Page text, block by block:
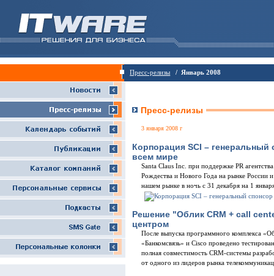
Пресс-релизы / Январь 2008
Пресс-релизы
3 января 2008 г
Корпорация SCI –
всем мире
Santa Claus Inc. при поддержке PR
Рождества и Нового Года на рынке России
нашем рынке в ночь с 31 декабря на 1
Решение "Облик CRM + call
центром
После выпуска программного комплекса
«Банкомсвязь» и Cisco проведено
полная совместимость CRM-системы
от одного из лидеров рынка